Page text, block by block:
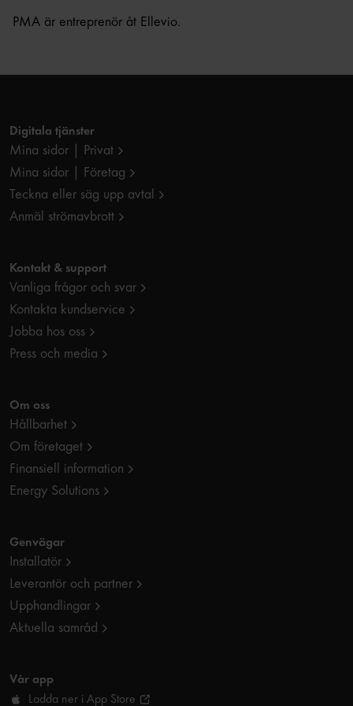
PMA är entreprenör åt Ellevio.
Digitala tjänster
Mina sidor | Privat
Mina sidor | Företag
Teckna eller säg upp avtal
Anmäl strömavbrott
Kontakt & support
Vanliga frågor och svar
Kontakta kundservice
Jobba hos oss
Press och media
Om oss
Hållbarhet
Om företaget
Finansiell information
Energy Solutions
Genvägar
Installatör
Leverantör och partner
Upphandlingar
Aktuella samråd
Vår app
Ladda ner i App Store